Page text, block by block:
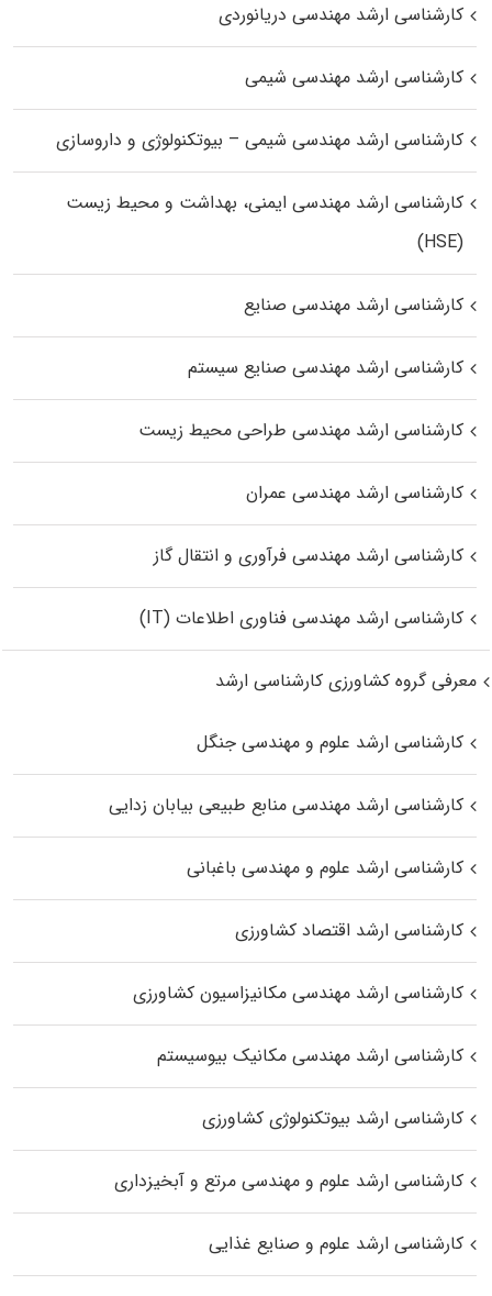
کارشناسی ارشد مهندسی دریانوردی
کارشناسی ارشد مهندسی شیمی
کارشناسی ارشد مهندسی شیمی – بیوتکنولوژی و داروسازی
کارشناسی ارشد مهندسی ایمنی، بهداشت و محیط زیست
(HSE)
کارشناسی ارشد مهندسی صنایع
کارشناسی ارشد مهندسی صنایع سیستم
کارشناسی ارشد مهندسی طراحی محیط زیست
کارشناسی ارشد مهندسی عمران
کارشناسی ارشد مهندسی فرآوری و انتقال گاز
کارشناسی ارشد مهندسی فناوری اطلاعات (IT)
معرفی گروه کشاورزی کارشناسی ارشد
کارشناسی ارشد علوم و مهندسی جنگل
کارشناسی ارشد مهندسی منابع طبیعی بیابان زدایی
کارشناسی ارشد علوم و مهندسی باغبانی
کارشناسی ارشد اقتصاد کشاورزی
کارشناسی ارشد مهندسی مکانیزاسیون کشاورزی
کارشناسی ارشد مهندسی مکانیک بیوسیستم
کارشناسی ارشد بیوتکنولوژی کشاورزی
کارشناسی ارشد علوم و مهندسی مرتع و آبخیزداری
کارشناسی ارشد علوم و صنایع غذایی